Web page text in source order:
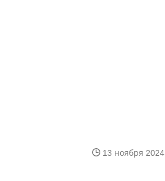
13 ноября 2024